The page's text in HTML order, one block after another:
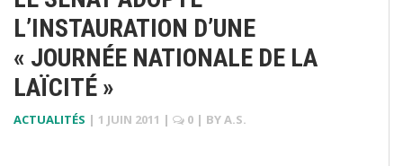
L’INSTAURATION D’UNE
« JOURNÉE NATIONALE DE LA
LAÏCITÉ »
ACTUALITÉS | 1 JUIN 2011 | 0 | BYA.S.